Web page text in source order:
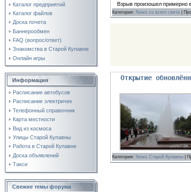
Каталог предприятий
Каталог файлов
Доска почета
Баннерообмен
FAQ (вопрос/ответ)
Знакомства в Старой Купавне
Онлайн игры
Информация
Расписание автобусов
Расписание электричек
Телефонный справочник
Карта местности
Вид из космоса
Улицы Старой Купавны
Работа в Старой Купавне
Доска объявлений
Такси
Свежие темы форума
Взрыв произошел примерно
Категория: News со всего света |
Открытие
Категория: News Старой Купавны |